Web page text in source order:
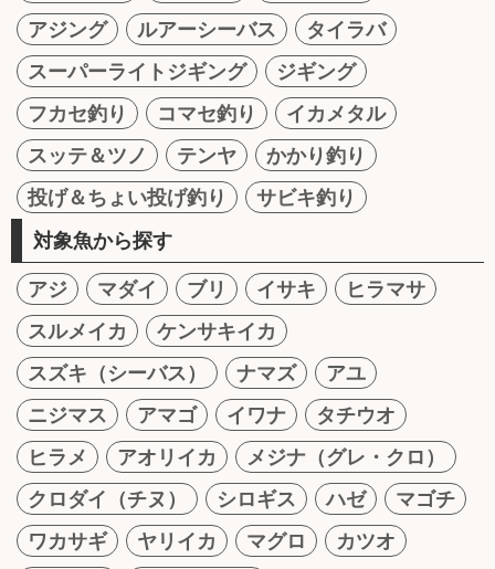
アジング
ルアーシーバス
タイラバ
スーパーライトジギング
ジギング
フカセ釣り
コマセ釣り
イカメタル
スッテ＆ツノ
テンヤ
かかり釣り
投げ＆ちょい投げ釣り
サビキ釣り
対象魚から探す
アジ マダイ ブリ イサキ
ヒラマサ
スルメイカ
ケンサキイカ
スズキ（シーバス）
ナマズ
アユ
ニジマス
アマゴ イワナ
タチウオ
ヒラメ
アオリイカ
メジナ（グレ・クロ）
クロダイ（チヌ）
シロギス ハゼ
マゴチ
ワカサギ
ヤリイカ マグロ
カツオ